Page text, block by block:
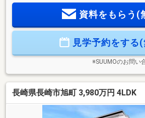
寝室はWIC付き●脱衣場に物干できるラン
保＜交通アクセス＞・長崎バス「富士見町
ものであり、全て概算の距離になっており
資料をもらう(
見学予約をする
※SUUMOのお問い
長崎県長崎市旭町 3,980万円 4LDK